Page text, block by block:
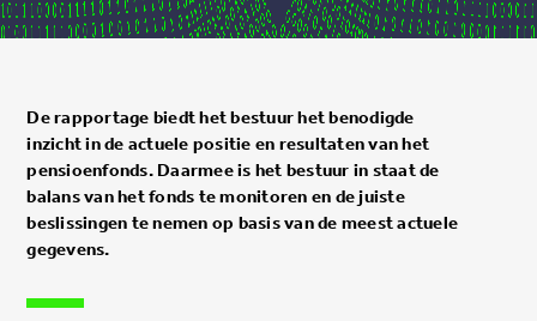
De rapportage biedt het bestuur het benodigde
inzicht in de actuele positie en resultaten van het
pensioenfonds. Daarmee is het bestuur in staat de
balans van het fonds te monitoren en de juiste
beslissingen te nemen op basis van de meest actuele
gegevens.